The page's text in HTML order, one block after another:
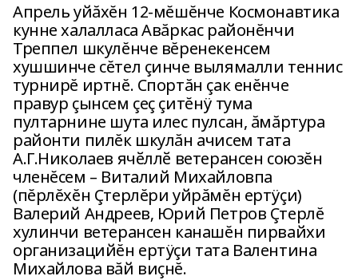
Апрель уйăхĕн 12-мĕшĕнче Космонавтика
кунне халалласа Авăркас районĕнчи
Треппел шкулĕнче вĕренекенсем
хушшинче сĕтел çинче вылямалли теннис
турнирĕ иртнĕ. Спортăн çак енĕнче
правур çынсем çеç çитĕнÿ тума
пултарнине шута илес пулсан, ăмăртура
районти пилĕк шкулăн ачисем тата
А.Г.Николаев ячӗллӗ ветерансен союзĕн
членĕсем – Виталий Михайловпа
(пĕрлĕхĕн Çтерлĕри уйрăмĕн ертÿçи)
Валерий Андреев‚ Юрий Петров Çтерлĕ
хулинчи ветерансен канашĕн пирвайхи
организацийĕн ертÿçи тата Валентина
Михайлова вăй виçнĕ.